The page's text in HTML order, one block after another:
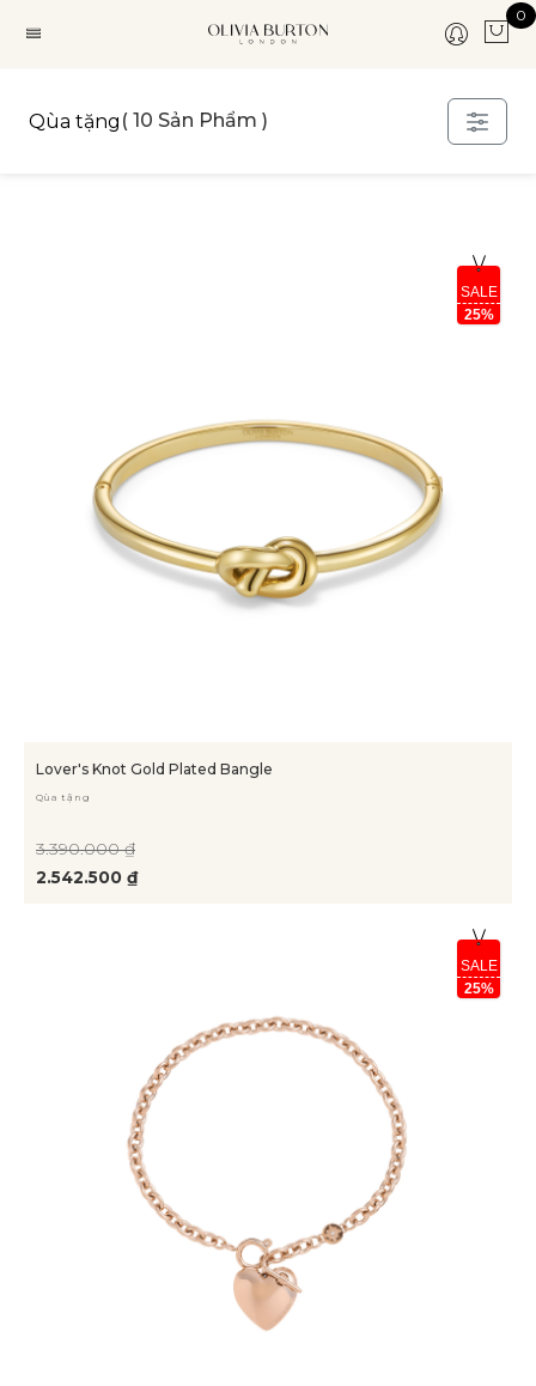
0
Qùa tặng ( 10 Sản Phẩm )
SALE
25%
Lover's Knot Gold Plated Bangle
Qùa tặng
2.542.500 ₫
3.390.000 ₫
SALE
25%